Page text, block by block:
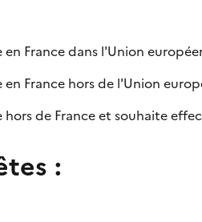
en France dans l'Union
en France hors de l'Union
hors de France et souhaite
: